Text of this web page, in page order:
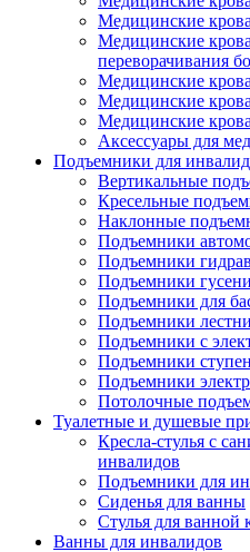
Медицинские
Медицинские
переворачивания
Медицинские
Медицинские
Медицинские
Аксессуары для
Подъемники для
Вертикальные
Кресельные
Наклонные
Подъемники
Подъемники
Подъемники
Подъемники для
Подъемники
Подъемники с
Подъемники
Подъемники
Потолочные
Туалетные и душевые
Кресла-стулья с
инвалидов
Подъемники для
Сиденья для ванны
Стулья для ванной
Ванны для инвалидов